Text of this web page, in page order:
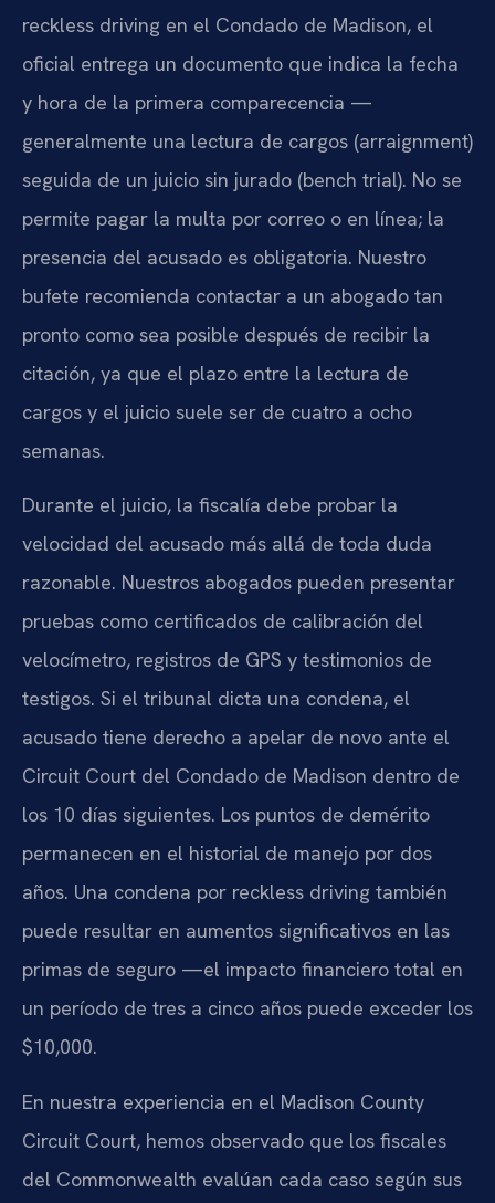
reckless driving en el Condado de Madison, el
oficial entrega un documento que indica la fecha
y hora de la primera comparecencia —
generalmente una lectura de cargos (arraignment)
seguida de un juicio sin jurado (bench trial). No se
permite pagar la multa por correo o en línea; la
presencia del acusado es obligatoria. Nuestro
bufete recomienda contactar a un abogado tan
pronto como sea posible después de recibir la
citación, ya que el plazo entre la lectura de
cargos y el juicio suele ser de cuatro a ocho
semanas.
Durante el juicio, la fiscalía debe probar la
velocidad del acusado más allá de toda duda
razonable. Nuestros abogados pueden presentar
pruebas como certificados de calibración del
velocímetro, registros de GPS y testimonios de
testigos. Si el tribunal dicta una condena, el
acusado tiene derecho a apelar de novo ante el
Circuit Court del Condado de Madison dentro de
los 10 días siguientes. Los puntos de demérito
permanecen en el historial de manejo por dos
años. Una condena por reckless driving también
puede resultar en aumentos significativos en las
primas de seguro —el impacto financiero total en
un período de tres a cinco años puede exceder los
$10,000.
En nuestra experiencia en el Madison County
Circuit Court, hemos observado que los fiscales
del Commonwealth evalúan cada caso según sus